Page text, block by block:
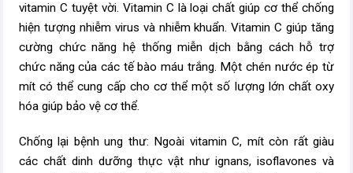
vitamin C tuyệt vời. Vitamin C là loại chất giúp cơ thể chống
hiện tượng nhiễm virus và nhiễm khuẩn. Vitamin C giúp tăng
cường chức năng hệ thống miễn dịch bằng cách hỗ trợ
chức năng của các tế bào máu trắng. Một chén nước ép từ
mít có thể cung cấp cho cơ thể một số lượng lớn chất oxy
hóa giúp bảo vệ cơ thể.
Chống lại bệnh ung thư: Ngoài vitamin C, mít còn rất giàu
các chất dinh dưỡng thực vật như ignans, isoflavones và